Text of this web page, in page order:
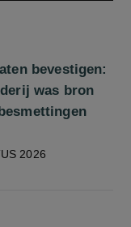
bevestigen:
was bron
2026